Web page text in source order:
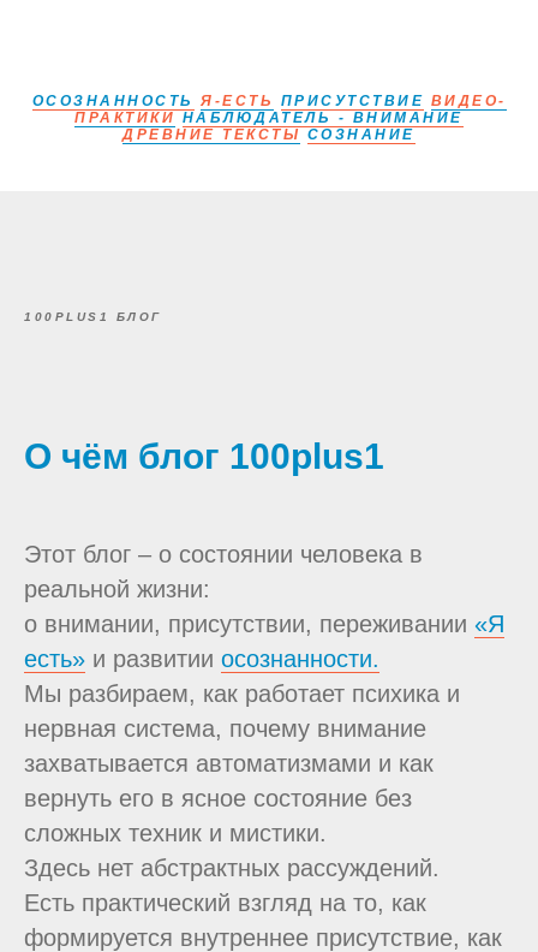
ОСОЗНАННОСТЬ Я-ЕСТЬ ПРИСУТСТВИЕ ВИДЕО-
ПРАКТИКИ НАБЛЮДАТЕЛЬ - ВНИМАНИЕ
ДРЕВНИЕ ТЕКСТЫ СОЗНАНИЕ
100PLUS1 БЛОГ
О чём блог 100plus1
Этот блог – о состоянии человека в
реальной жизни:
о внимании, присутствии, переживании «Я
есть» и развитии осознанности.
Мы разбираем, как работает психика и
нервная система, почему внимание
захватывается автоматизмами и как
вернуть его в ясное состояние без
сложных техник и мистики.
Здесь нет абстрактных рассуждений.
Есть практический взгляд на то, как
формируется внутреннее присутствие, как